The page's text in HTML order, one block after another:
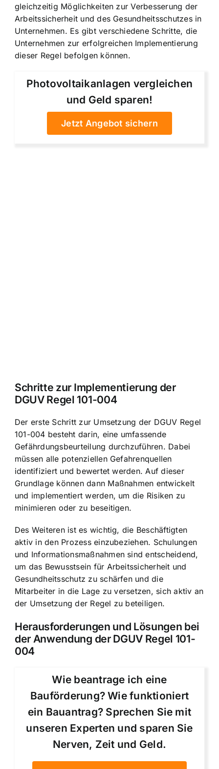
gleichzeitig Möglichkeiten zur Verbesserung der
Arbeitssicherheit und des Gesundheitsschutzes in
Unternehmen. Es gibt verschiedene Schritte, die
Unternehmen zur erfolgreichen Implementierung
dieser Regel befolgen können.
Photovoltaikanlagen vergleichen
und Geld sparen!
Jetzt Angebot sichern
Schritte zur Implementierung der
DGUV Regel 101-004
Der erste Schritt zur Umsetzung der DGUV Regel
101-004 besteht darin, eine umfassende
Gefährdungsbeurteilung durchzuführen. Dabei
müssen alle potenziellen Gefahrenquellen
identifiziert und bewertet werden. Auf dieser
Grundlage können dann Maßnahmen entwickelt
und implementiert werden, um die Risiken zu
minimieren oder zu beseitigen.
Des Weiteren ist es wichtig, die Beschäftigten
aktiv in den Prozess einzubeziehen. Schulungen
und Informationsmaßnahmen sind entscheidend,
um das Bewusstsein für Arbeitssicherheit und
Gesundheitsschutz zu schärfen und die
Mitarbeiter in die Lage zu versetzen, sich aktiv an
der Umsetzung der Regel zu beteiligen.
Herausforderungen und Lösungen bei
der Anwendung der DGUV Regel 101-
004
Wie beantrage ich eine
Bauförderung? Wie funktioniert
ein Bauantrag? Sprechen Sie mit
unseren Experten und sparen Sie
Nerven, Zeit und Geld.